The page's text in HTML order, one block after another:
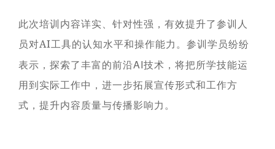
此次培训内容详实、针对性强，有效提升了参训人
员对AI工具的认知水平和操作能力。参训学员纷纷
表示，探索了丰富的前沿AI技术，将把所学技能运
用到实际工作中，进一步拓展宣传形式和工作方
式，提升内容质量与传播影响力。